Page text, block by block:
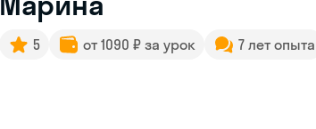
5 от 1090 ₽ за урок 7 лет опыта